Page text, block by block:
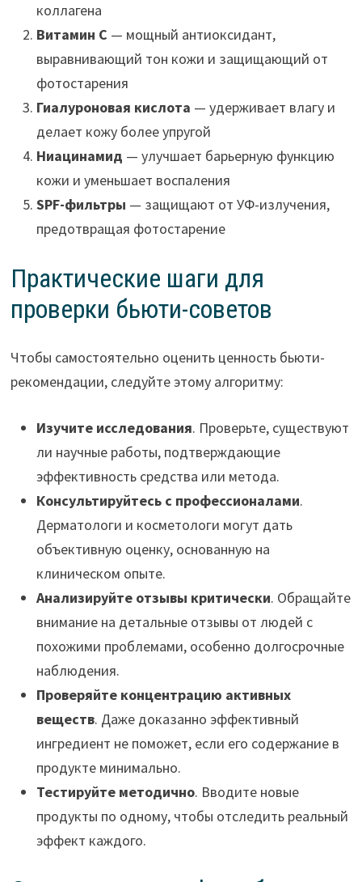
коллагена
Витамин C — мощный антиоксидант,
выравнивающий тон кожи и защищающий от
фотостарения
Гиалуроновая кислота — удерживает влагу и
делает кожу более упругой
Ниацинамид — улучшает барьерную функцию
кожи и уменьшает воспаления
SPF-фильтры — защищают от УФ-излучения,
предотвращая фотостарение
Практические шаги для
проверки бьюти-советов
Чтобы самостоятельно оценить ценность бьюти-
рекомендации, следуйте этому алгоритму:
Изучите исследования. Проверьте, существуют
ли научные работы, подтверждающие
эффективность средства или метода.
Консультируйтесь с профессионалами.
Дерматологи и косметологи могут дать
объективную оценку, основанную на
клиническом опыте.
Анализируйте отзывы критически. Обращайте
внимание на детальные отзывы от людей с
похожими проблемами, особенно долгосрочные
наблюдения.
Проверяйте концентрацию активных
веществ. Даже доказанно эффективный
ингредиент не поможет, если его содержание в
продукте минимально.
Тестируйте методично. Вводите новые
продукты по одному, чтобы отследить реальный
эффект каждого.